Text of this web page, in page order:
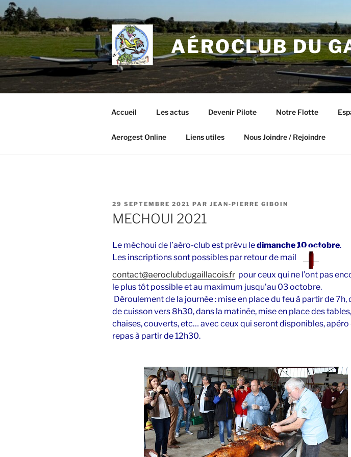
Aller
au
contenu
principal
AÉROCLUB DU
Accueil Les actus Devenir Pilote Notre Flotte
Aerogest Online Liens utiles Nous Joindre / Rejoindre
PUBLIÉ
LE
29 SEPTEMBRE 2021 PAR JEAN-PIERRE GIBOIN
MECHOUI 2021
Le méchoui de l’aéro-club est prévu ledimanche 10 octobre.
Les inscriptions sont possibles par retour de mail
contact@aeroclubdugaillacois.fr pour ceux qui ne l’ont pas
le plus tôt possible et au maximum jusqu’au 03 octobre.
Déroulement de la journée : mise en place du feu à partir de 7h,
de cuisson vers 8h30, dans la matinée, mise en place des tables,
chaises, couverts, etc… avec ceux qui seront disponibles, apéro
repas à partir de 12h30.